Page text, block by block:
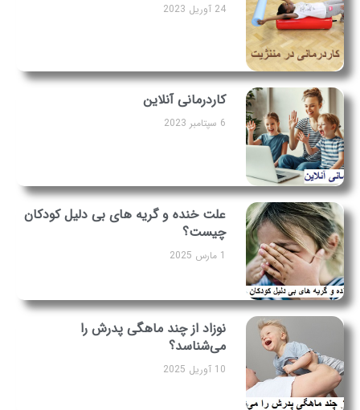
24 آوریل 2023
کاردرمانی آنلاین
6 سپتامبر 2023
علت خنده و گریه ‌های بی ‌دلیل کودکان
چیست؟
1 مارس 2025
نوزاد از چند ماهگی پدرش را
می‌شناسد؟
10 آوریل 2025